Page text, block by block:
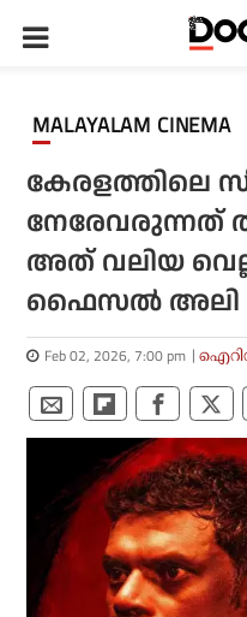
MALAYALAM CINEMA
കേരളത്തിലെ
നേരേവരുന്നത്
അത് വലിയ
ഫൈസല്‍ അലി
Feb 02, 2026, 7:00 pm